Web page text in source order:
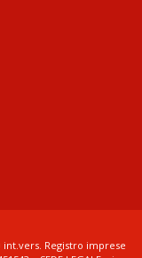
int.vers. Registro imprese